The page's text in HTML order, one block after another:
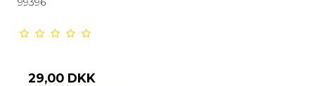
29,00 DKK